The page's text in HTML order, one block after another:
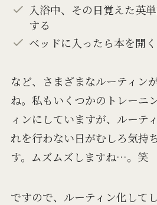
入浴中、その日覚えた英
する
ベッドに入ったら本を開く
など、さまざまなルーティン
ね。私もいくつかのトレーニ
ィンにしていますが、ルーテ
れを行わない日がむしろ気持
す。ムズムズしますね…。笑
ですので、ルーティン化して